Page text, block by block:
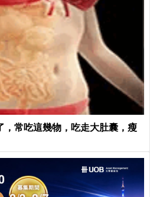
，常吃這幾物，吃走大肚囊，瘦